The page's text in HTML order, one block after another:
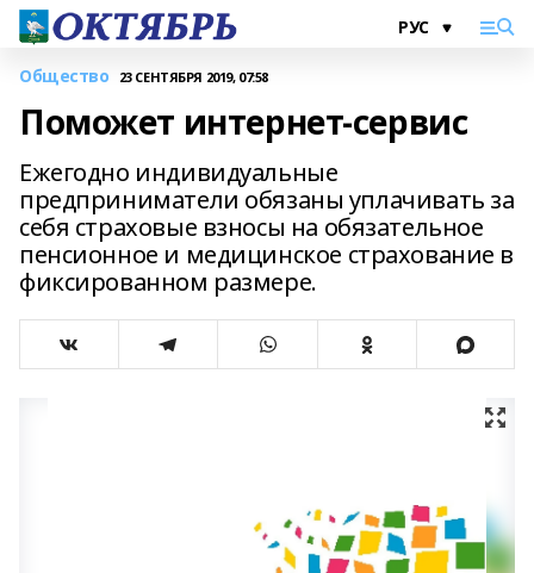
Общество 23 СЕНТЯБРЯ 2019, 07:58
Поможет интернет-сервис
Ежегодно индивидуальные
предприниматели обязаны уплачивать за
себя страховые взносы на обязательное
пенсионное и медицинское страхование в
фиксированном размере.